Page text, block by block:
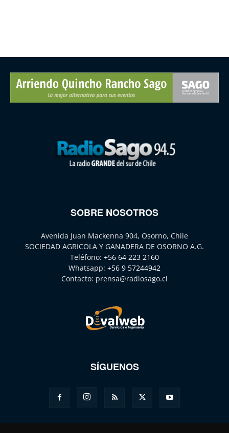
SOBRE NOSOTROS
Avenida Juan Mackenna 904, Osorno, Chile
SOCIEDAD AGRICOLA Y GANADERA DE OSORNO A.G.
Teléfono: +56 64 223 2160
Whatsapp: +56 9 57244942
Contacto: prensa@radiosago.cl
SÍGUENOS